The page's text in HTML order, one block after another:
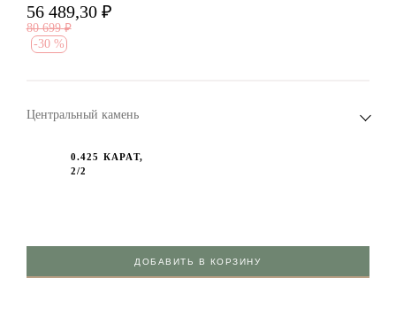
56 489,30 ₽
80 699 ₽
-30 %
Центральный камень
0.425 КАРАТ,
2/2
ДОБАВИТЬ В КОРЗИНУ